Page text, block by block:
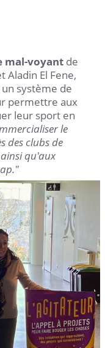
mal-voyant de
Aladin El Fene,
un système de
permettre aux
leur sport en
le
des clubs de
qu'aux